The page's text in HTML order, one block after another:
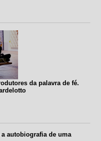
da palavra de fé.
autobiografia de uma